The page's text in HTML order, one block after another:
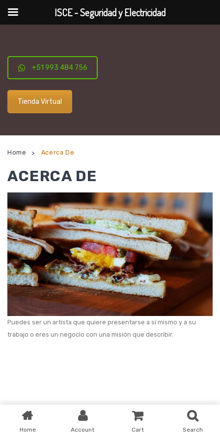
+51 993 484 756
Tienda Virtual
Home > Acerca De
ACERCA DE
Puedes ser un artista que quiere presentarse a sí mismo y a su
trabajo o eres un negocio con una misión que describir.
Copyright ISCE - Seguridad y Electricidad 2026. All Rights Reserved
Home Account Cart Search
ISCE - Seguridad y Electricidad